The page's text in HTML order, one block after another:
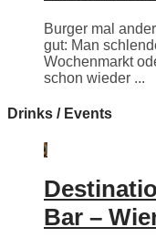
Burger mal
gut: Man
Wochenmarkt
schon wieder ...
Drinks / Events
Bar –